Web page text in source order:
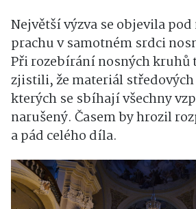
Největší výzva se objevila
prachu v samotném srdci
Při rozebírání nosných kruhů
zjistili, že materiál
kterých se sbíhají všechny
narušený. Časem by hrozil
a pád celého díla.